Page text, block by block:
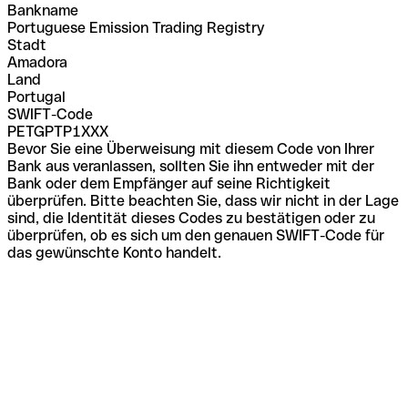
Bankname
Portuguese Emission Trading Registry
Stadt
Amadora
Land
Portugal
SWIFT-Code
PETGPTP1XXX
Bevor Sie eine Überweisung mit diesem Code von Ihrer
Bank aus veranlassen, sollten Sie ihn entweder mit der
Bank oder dem Empfänger auf seine Richtigkeit
überprüfen. Bitte beachten Sie, dass wir nicht in der Lage
sind, die Identität dieses Codes zu bestätigen oder zu
überprüfen, ob es sich um den genauen SWIFT-Code für
das gewünschte Konto handelt.